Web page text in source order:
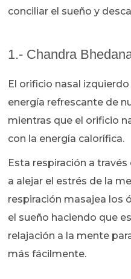
conciliar el sueño y
1.- Chandra
El orificio nasal
energía refrescante de
mientras que el orificio
con la energía calorífica.
Esta respiración a
a alejar el estrés de la
respiración masajea los
el sueño haciendo que
relajación a la mente
más fácilmente.